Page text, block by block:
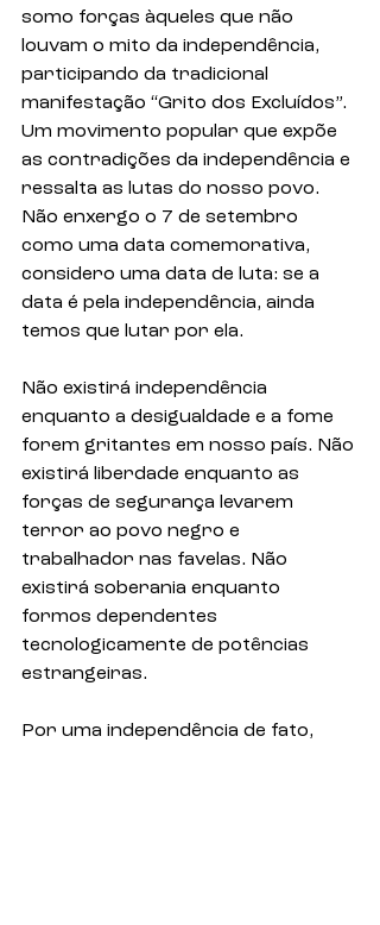
somo forças àqueles que não
louvam o mito da independência,
participando da tradicional
manifestação “Grito dos Excluídos”.
Um movimento popular que expõe
as contradições da independência e
ressalta as lutas do nosso povo.
Não enxergo o 7 de setembro
como uma data comemorativa,
considero uma data de luta: se a
data é pela independência, ainda
temos que lutar por ela.
Não existirá independência
enquanto a desigualdade e a fome
forem gritantes em nosso país. Não
existirá liberdade enquanto as
forças de segurança levarem
terror ao povo negro e
trabalhador nas favelas. Não
existirá soberania enquanto
formos dependentes
tecnologicamente de potências
estrangeiras.
Por uma independência de fato,